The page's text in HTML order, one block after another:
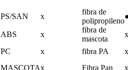
PS/SAN x
fibra de
polipropileno
ABS x
fibra de
mascota
x
PC x fibra PA
x
MASCOTAx Fibra Pan
x